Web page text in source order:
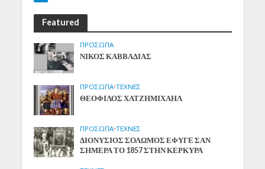
Featured
ΠΡΟΣΩΠΑ
ΝΙΚΟΣ ΚΑΒΒΑΔΙΑΣ
ΠΡΟΣΩΠΑ•ΤΕΧΝΕΣ
ΘΕΟΦΙΛΟΣ ΧΑΤΖΗΜΙΧΑΗΛ
ΠΡΟΣΩΠΑ•ΤΕΧΝΕΣ
ΔΙΟΝΥΣΙΟΣ ΣΟΛΩΜΟΣ ΕΦΥΓΕ ΣΑΝ
ΣΗΜΕΡΑ ΤΟ 1857 ΣΤΗΝ ΚΕΡΚΥΡΑ